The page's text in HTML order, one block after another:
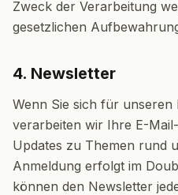
Zweck der Verarbeitung
gesetzlichen
4. Newsletter
Wenn Sie sich für unseren
verarbeiten wir Ihre E-
Updates zu Themen rund
Anmeldung erfolgt im
können den Newsletter